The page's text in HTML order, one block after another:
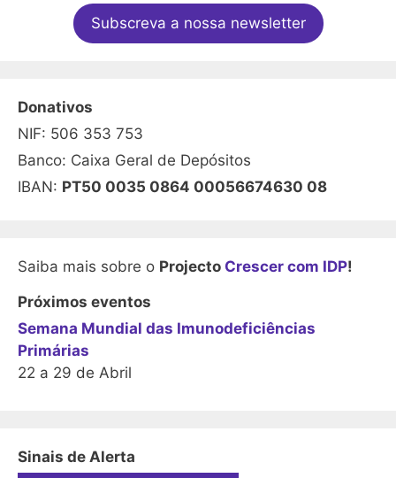
Subscreva a nossa newsletter
Donativos
NIF: 506 353 753
Banco: Caixa Geral de Depósitos
IBAN: PT50 0035 0864 00056674630 08
Saiba mais sobre o Projecto Crescer com IDP!
Próximos eventos
Semana Mundial das Imunodeficiências
Primárias
22 a 29 de Abril
Sinais de Alerta